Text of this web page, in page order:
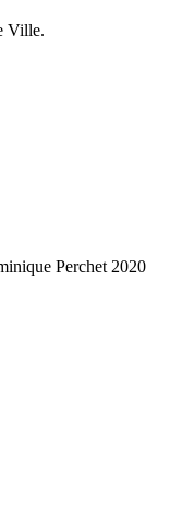
Ville.
Perchet 2020